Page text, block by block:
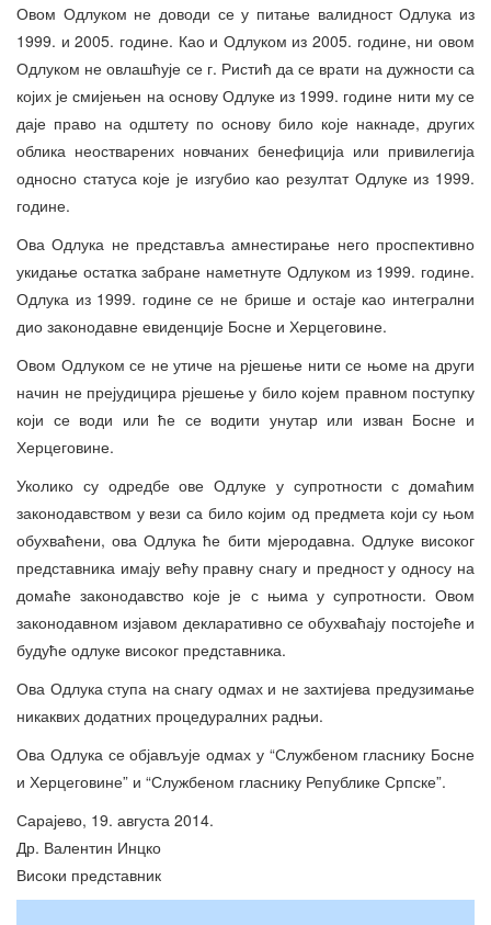
Овом Одлуком не доводи се у питање валидност Одлука из
1999. и 2005. године. Као и Одлуком из 2005. године, ни овом
Одлуком не овлашћује се г. Ристић да се врати на дужности са
којих је смијењен на основу Одлуке из 1999. године нити му се
даје право на одштету по основу било које накнаде, других
облика неостварених новчаних бенефиција или привилегија
односно статуса које је изгубио као резултат Одлуке из 1999.
године.
Ова Одлука не представља амнестирање него проспективно
укидање остатка забране наметнуте Одлуком из 1999. године.
Одлука из 1999. године се не брише и остаје као интегрални
дио законодавне евиденције Босне и Херцеговине.
Овом Одлуком се не утиче на рјешење нити се њоме на други
начин не прејудицира рјешење у било којем правном поступку
који се води или ће се водити унутар или изван Босне и
Херцеговине.
Уколико су одредбе ове Одлуке у супротности с домаћим
законодавством у вези са било којим од предмета који су њом
обухваћени, ова Одлука ће бити мјеродавна. Одлуке високог
представника имају већу правну снагу и предност у односу на
домаће законодавство које је с њима у супротности. Овом
законодавном изјавом декларативно се обухваћају постојеће и
будуће одлуке високог представника.
Ова Одлука ступа на снагу одмах и не захтијева предузимање
никаквих додатних процедуралних радњи.
Ова Одлука се објављује одмах у “Службеном гласнику Босне
и Херцеговине” и “Службеном гласнику Републике Српске”.
Сарајево, 19. августа 2014.
Др. Валентин Инцко
Високи представник